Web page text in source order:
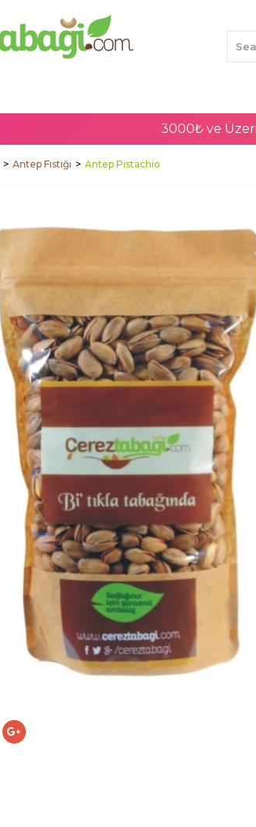
3000₺ ve
Antep Fıstığı Antep Pistachio